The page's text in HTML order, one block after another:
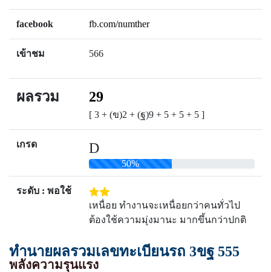
facebook fb.com/numther
เข้าชม 566
ผลรวม 29
[ 3 + (ข)2 + (ฐ)9 + 5 + 5 + 5 ]
เกรด D
50%
ระดับ : พอใช้
เหนื่อย ทำงานจะเหนื่อยกว่าคนทั่วไป
ต้องใช้ความมุ่งมานะ มากขึ้นกว่าปกติ
ทำนายผลรวมเลขทะเบียนรถ 3ขฐ 555
พลังความรุนแรง